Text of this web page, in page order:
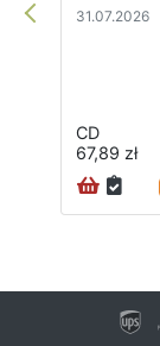
31.07.2026
CD
67,89 zł